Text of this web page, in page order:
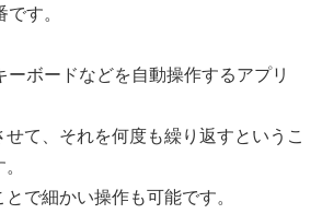
す。
ーボードなどを自動操作するアプリ
て、それを何度も繰り返すというこ
で細かい操作も可能です。